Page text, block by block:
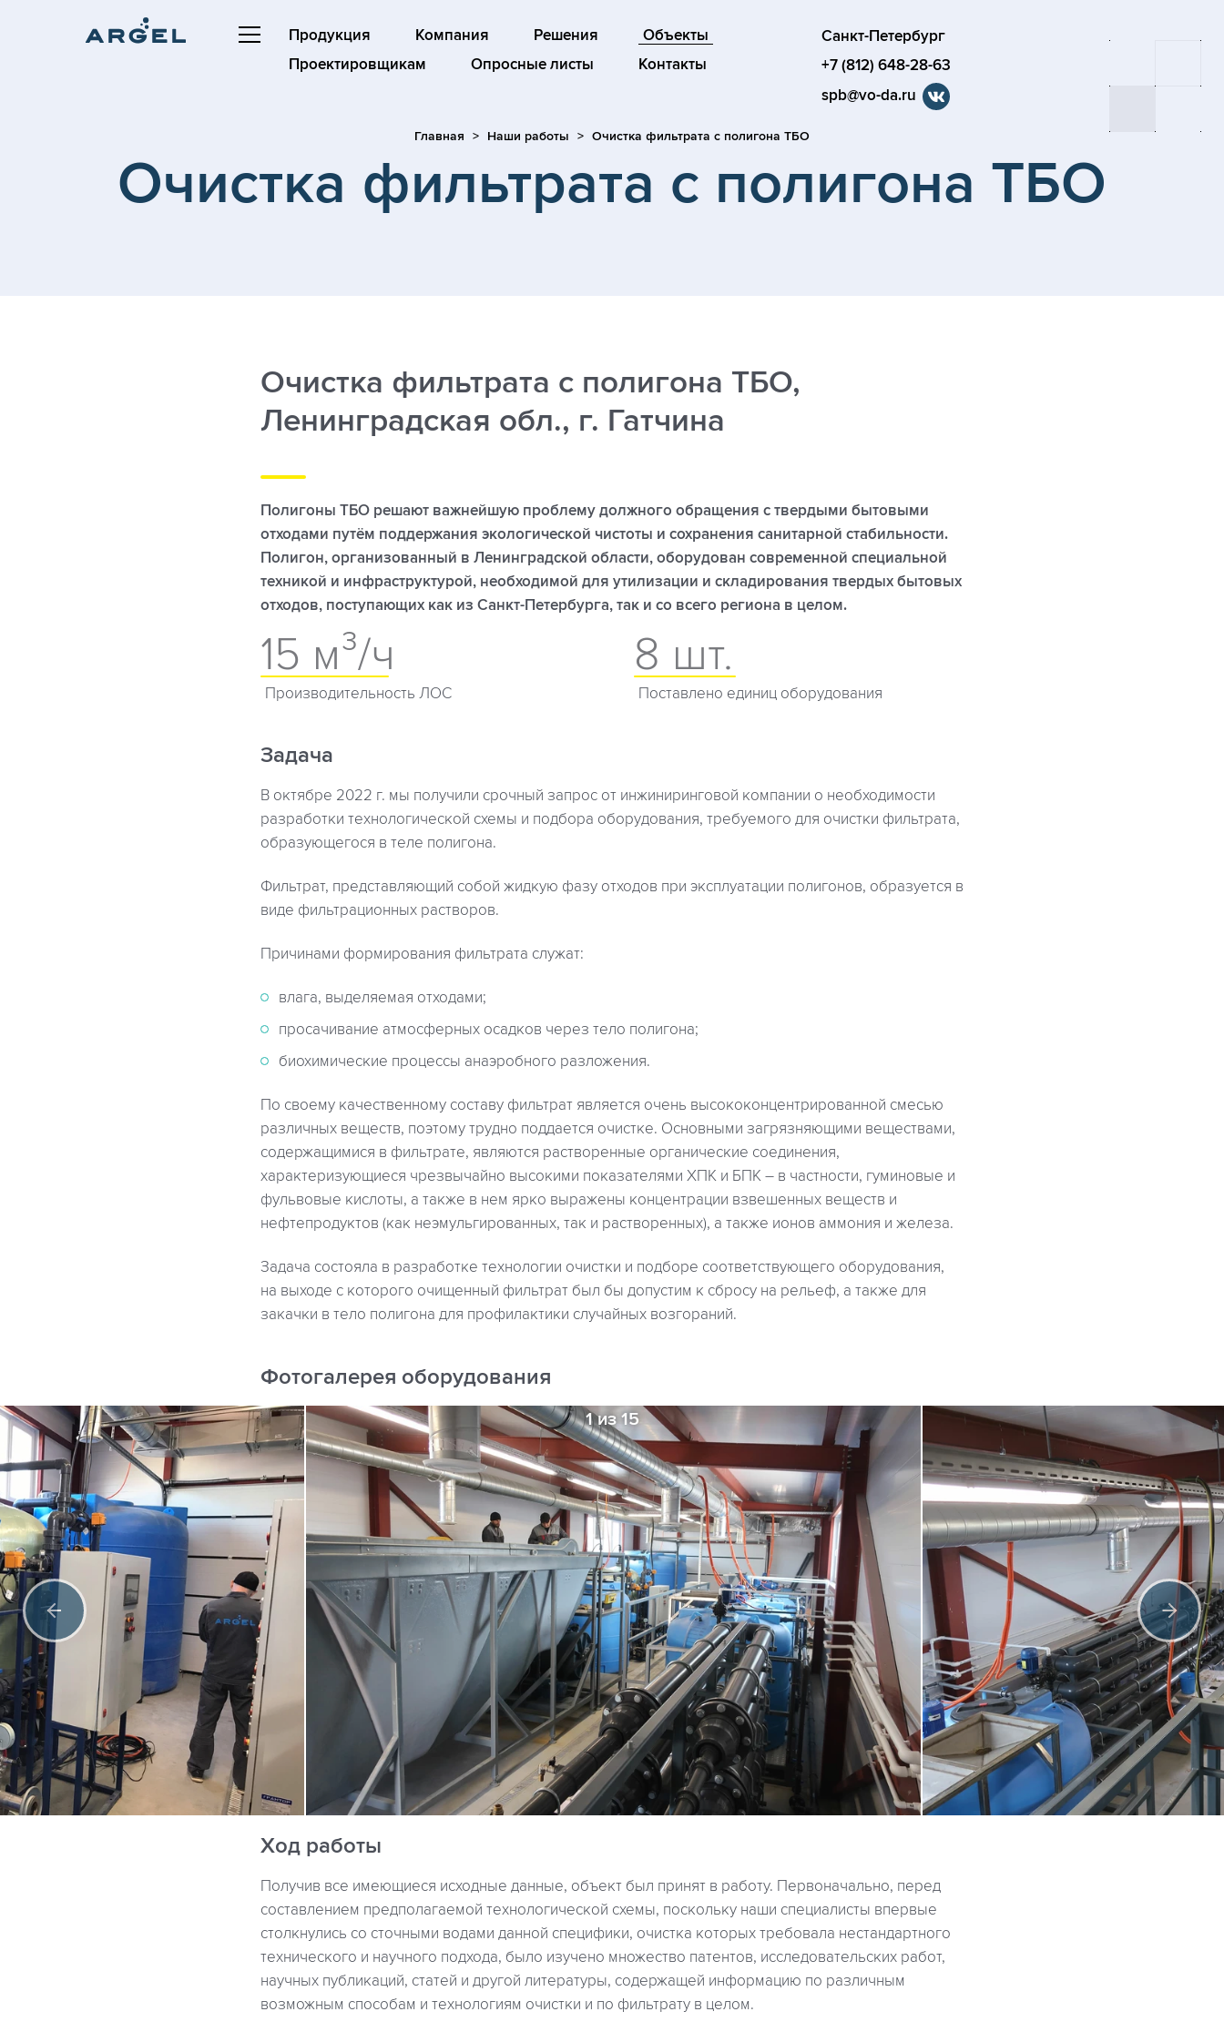
Продукция Компания Решения
Объекты
Проектировщикам
Опросные листы Контакты
Санкт-Петербург
+7 (812) 648-28-63
spb@vo-da.ru
Главная Наши работы Очистка фильтрата с полигона ТБО
Очистка фильтрата с полигона ТБО
Очистка фильтрата с полигона ТБО,
Ленинградская обл., г. Гатчина
Полигоны ТБО решают важнейшую проблему должного обращения с твердыми бытовыми
отходами путём поддержания экологической чистоты и сохранения санитарной стабильности.
Полигон, организованный в Ленинградской области, оборудован современной специальной
техникой и инфраструктурой, необходимой для утилизации и складирования твердых бытовых
отходов, поступающих как из Санкт-Петербурга, так и со всего региона в целом.
15 м³/ч
Производительность ЛОС
8 шт.
Поставлено единиц оборудования
Задача
В октябре 2022 г. мы получили срочный запрос от инжиниринговой компании о необходимости
разработки технологической схемы и подбора оборудования, требуемого для очистки фильтрата,
образующегося в теле полигона.
Фильтрат, представляющий собой жидкую фазу отходов при эксплуатации полигонов, образуется в
виде фильтрационных растворов.
Причинами формирования фильтрата служат:
влага, выделяемая отходами;
просачивание атмосферных осадков через тело полигона;
биохимические процессы анаэробного разложения.
По своему качественному составу фильтрат является очень высококонцентрированной смесью
различных веществ, поэтому трудно поддается очистке. Основными загрязняющими веществами,
содержащимися в фильтрате, являются растворенные органические соединения,
характеризующиеся чрезвычайно высокими показателями ХПК и БПК – в частности, гуминовые и
фульвовые кислоты, а также в нем ярко выражены концентрации взвешенных веществ и
нефтепродуктов (как неэмульгированных, так и растворенных), а также ионов аммония и железа.
Задача состояла в разработке технологии очистки и подборе соответствующего оборудования,
на выходе с которого очищенный фильтрат был бы допустим к сбросу на рельеф, а также для
закачки в тело полигона для профилактики случайных возгораний.
Фотогалерея оборудования
1 из 15
Ход работы
Получив все имеющиеся исходные данные, объект был принят в работу. Первоначально, перед
составлением предполагаемой технологической схемы, поскольку наши специалисты впервые
столкнулись со сточными водами данной специфики, очистка которых требовала нестандартного
технического и научного подхода, было изучено множество патентов, исследовательских работ,
научных публикаций, статей и другой литературы, содержащей информацию по различным
возможным способам и технологиям очистки и по фильтрату в целом.